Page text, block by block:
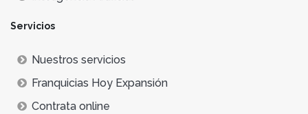
Servicios
Nuestros servicios
Franquicias Hoy Expansión
Contrata online